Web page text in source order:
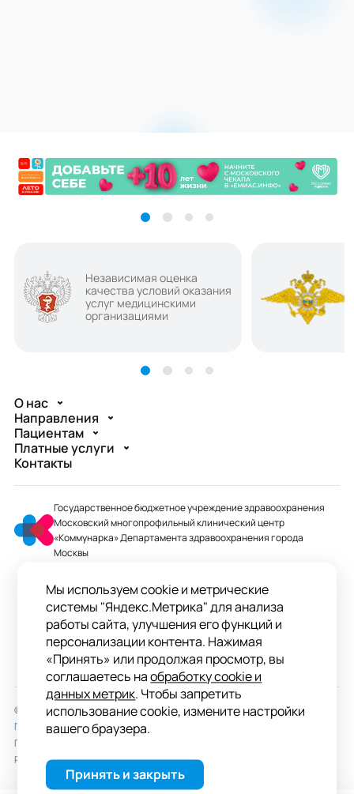
Независимая оценка
качества условий оказания
услуг медицинскими
организациями
О нас
Направления
Пациентам
Платные услуги
Контакты
Государственное бюджетное учреждение здравоохранения
Московский многопрофильный клинический центр
«Коммунарка» Департамента здравоохранения города
Москвы
+7 495 744-07-03
Колл-центр работает до 20:00
ул. Сосенский Стан, д. 8, п. Коммунарка
вн.тер.г. поселение Сосенское, Москва
© 2026 ГБУЗ «ММКЦ «Коммунарка» ДЗМ»
Пользовательское соглашение
Политика обработки персональных данных
Разработка сайта —студия «Сибирикс»
Мы используем cookie и метрические
системы "Яндекс.Метрика" для анализа
работы сайта, улучшения его функций и
персонализации контента. Нажимая
«Принять» или продолжая просмотр, вы
соглашаетесь наобработку cookie и
данных метрик. Чтобы запретить
использование cookie, измените настройки
вашего браузера.
Принять и закрыть